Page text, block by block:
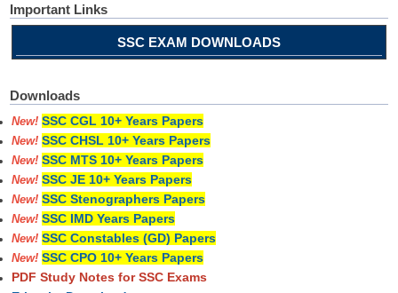
Important Links
SSC EXAM DOWNLOADS
Downloads
New! SSC CGL 10+ Years Papers
New! SSC CHSL 10+ Years Papers
New! SSC MTS 10+ Years Papers
New! SSC JE 10+ Years Papers
New! SSC Stenographers Papers
New! SSC IMD Years Papers
New! SSC Constables (GD) Papers
New! SSC CPO 10+ Years Papers
PDF Study Notes for SSC Exams